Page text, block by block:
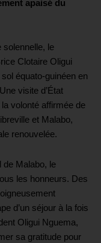
apaisé du
solennelle, le
Clotaire Oligui
équato-guinéen en
visite d’État
volonté affirmée de
et Malabo,
renouvelée.
de Malabo, le
les honneurs. Des
d’un séjour à la fois
Oligui Nguema,
sa gratitude pour